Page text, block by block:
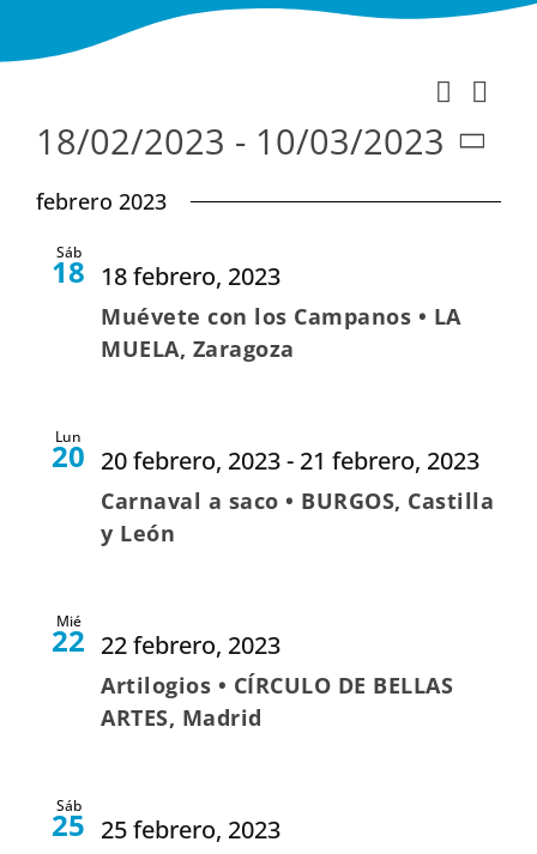
de
de
Buscar
de
de
Lista
18/02/2023 - 10/03/2023
Seleccionar
fecha.
febrero 2023
Sáb
18 18 febrero, 2023
Muévete con los Campanos • LA
MUELA, Zaragoza
Lun
20 20 febrero, 2023- 21 febrero, 2023
Carnaval a saco • BURGOS, Castilla
y León
Mié
22 22 febrero, 2023
Artilogios • CÍRCULO DE BELLAS
ARTES, Madrid
Sáb
25 25 febrero, 2023